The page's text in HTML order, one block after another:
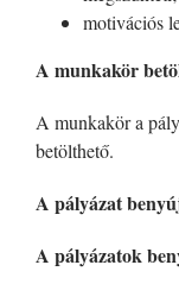
motivációs
A munkakör
A munkakör a
betölthető.
A pályázat
A pályázatok